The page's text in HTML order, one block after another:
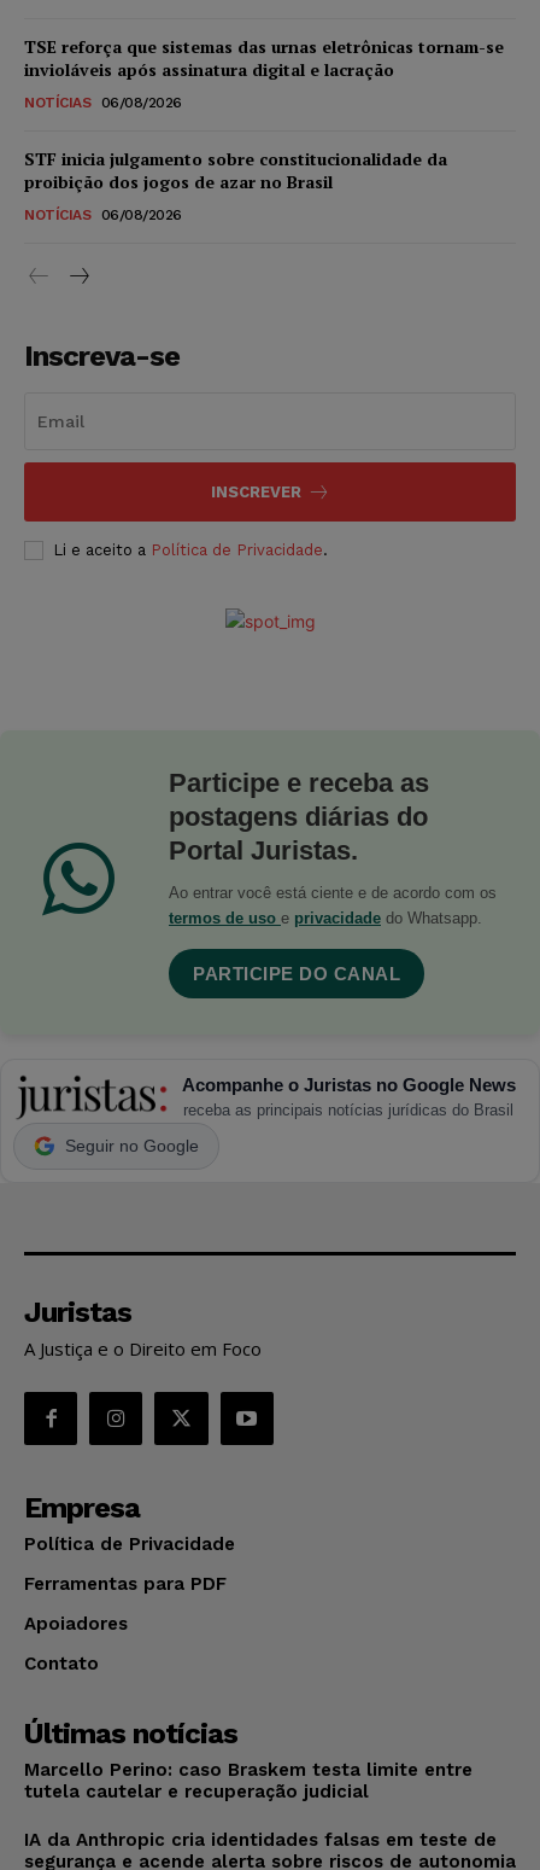
TSE reforça que sistemas das urnas eletrônicas tornam-se
invioláveis após assinatura digital e lacração
NOTÍCIAS 06/08/2026
STF inicia julgamento sobre constitucionalidade da
proibição dos jogos de azar no Brasil
NOTÍCIAS 06/08/2026
Inscreva-se
INSCREVER
Li e aceito a Política de Privacidade.
Participe e receba as
postagens diárias do
Portal Juristas.
Ao entrar você está ciente e de acordo com os
termos de uso e privacidade do Whatsapp.
PARTICIPE DO CANAL
Acompanhe o Juristas no Google News
receba as principais notícias jurídicas do Brasil
Seguir no Google
Juristas
A Justiça e o Direito em Foco
Empresa
Política de Privacidade
Ferramentas para PDF
Apoiadores
Contato
Últimas notícias
Marcello Perino: caso Braskem testa limite entre
tutela cautelar e recuperação judicial
IA da Anthropic cria identidades falsas em teste de
segurança e acende alerta sobre riscos de autonomia